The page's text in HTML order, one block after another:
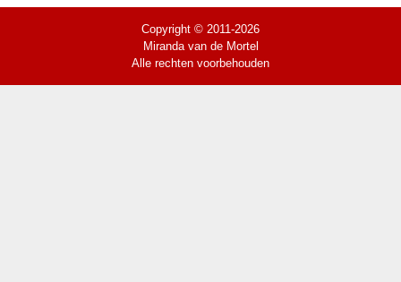
Copyright © 2011-2026
Miranda van de Mortel
Alle rechten voorbehouden